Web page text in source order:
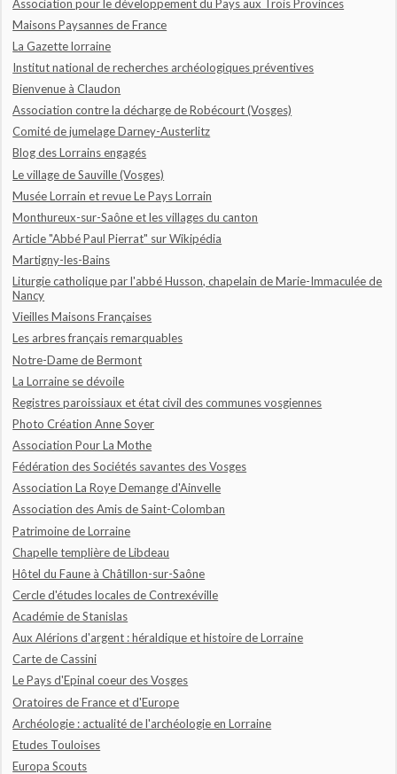
Association pour le développement du Pays aux Trois Provinces
Maisons Paysannes de France
La Gazette lorraine
Institut national de recherches archéologiques préventives
Bienvenue à Claudon
Association contre la décharge de Robécourt (Vosges)
Comité de jumelage Darney-Austerlitz
Blog des Lorrains engagés
Le village de Sauville (Vosges)
Musée Lorrain et revue Le Pays Lorrain
Monthureux-sur-Saône et les villages du canton
Article "Abbé Paul Pierrat" sur Wikipédia
Martigny-les-Bains
Liturgie catholique par l'abbé Husson, chapelain de Marie-Immaculée de
Nancy
Vieilles Maisons Françaises
Les arbres français remarquables
Notre-Dame de Bermont
La Lorraine se dévoile
Registres paroissiaux et état civil des communes vosgiennes
Photo Création Anne Soyer
Association Pour La Mothe
Fédération des Sociétés savantes des Vosges
Association La Roye Demange d'Ainvelle
Association des Amis de Saint-Colomban
Patrimoine de Lorraine
Chapelle templière de Libdeau
Hôtel du Faune à Châtillon-sur-Saône
Cercle d'études locales de Contrexéville
Académie de Stanislas
Aux Alérions d'argent : héraldique et histoire de Lorraine
Carte de Cassini
Le Pays d'Epinal coeur des Vosges
Oratoires de France et d'Europe
Archéologie : actualité de l'archéologie en Lorraine
Etudes Touloises
Europa Scouts